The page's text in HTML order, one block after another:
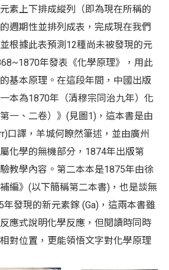
素上下排成縱列（即為現在所稱的
週期性並排列成表，完成現在我們
根據此表預測12種尚未被發現的元
年發表《化學原理》，用此
基本原理。在這段年間，中國出版
本為1870年（清穆宗同治九年）化
一、二卷）》(見圖1)，這本書是由
口譯，羊城何瞭然筆述，並由廣州
化學的無機部分，1874年出版第
教學內容。第二本本是1875年由徐
編》(以下簡稱第二本書)，也是談無
發現的新元素鎵 (Ga)，這兩本書雖
應式說明化學反應，但閱讀時同時
對位置，更能領悟文字對化學原理